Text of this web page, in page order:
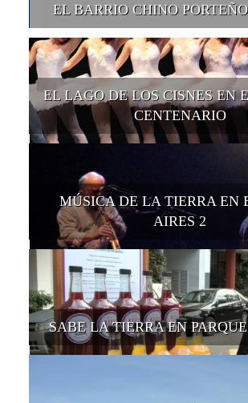
EL BARRIO CHINO PORTEÑO
EL LAGO DE LOS CISNES EN
CENTENARIO
MÚSICA DE LA TIERRA EN
AIRES 2
SABE LA TIERRA EN